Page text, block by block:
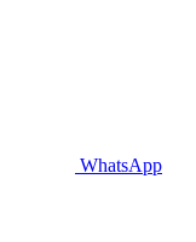
WhatsApp